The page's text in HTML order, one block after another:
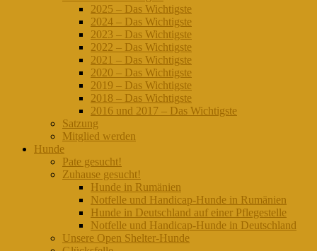
2025 – Das Wichtigste
2024 – Das Wichtigste
2023 – Das Wichtigste
2022 – Das Wichtigste
2021 – Das Wichtigste
2020 – Das Wichtigste
2019 – Das Wichtigste
2018 – Das Wichtigste
2016 und 2017 – Das Wichtigste
Satzung
Mitglied werden
Hunde
Pate gesucht!
Zuhause gesucht!
Hunde in Rumänien
Notfelle und Handicap-Hunde in Rumänien
Hunde in Deutschland auf einer Pflegestelle
Notfelle und Handicap-Hunde in Deutschland
Unsere Open Shelter-Hunde